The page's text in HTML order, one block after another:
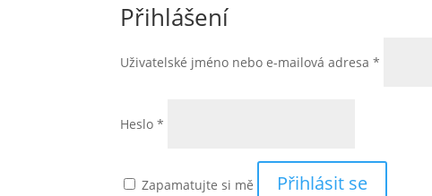
Přihlášení
Uživatelské jméno nebo e-mailová adresa*
Heslo*
Zapamatujte si mě Přihlásit se